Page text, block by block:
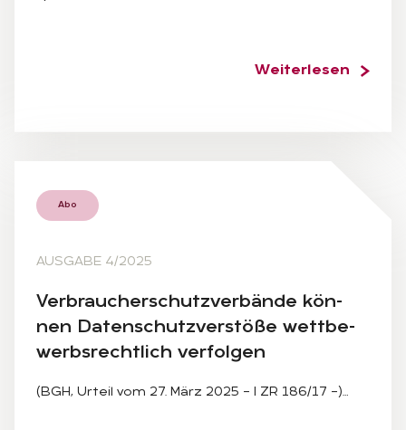
Weiterlesen
Abo
AUSGABE 4/2025
Ver­brau­cher­schutz­ver­bän­de kön­
nen Da­ten­schutz­ver­stö­ße wett­be­
werbs­recht­lich ver­fol­gen
(BGH, Urteil vom 27. März 2025 – I ZR 186/17 –)…